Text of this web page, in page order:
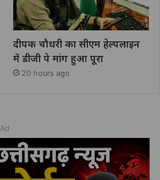
दीपक चौधरी का सीएम हेल्पलाइन
में डीजी पे मांग हुआ पूरा
20 hours ago
Ad